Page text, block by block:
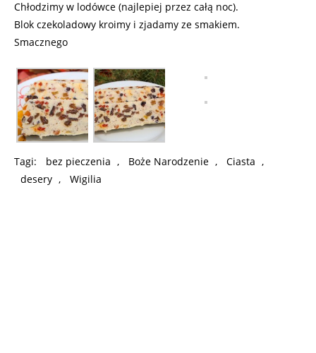
Chłodzimy w lodówce (najlepiej przez całą noc).
Blok czekoladowy kroimy i zjadamy ze smakiem.
Smacznego
Tagi: bez pieczenia , Boże Narodzenie , Ciasta ,
desery , Wigilia